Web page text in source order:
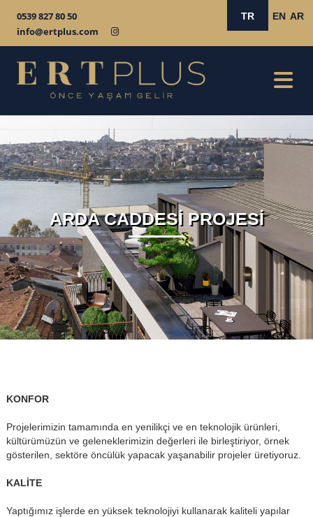
0539 827 80 50
info@ertplus.com
TR EN AR
ARDA CADDESİ PROJESİ
KONFOR
Projelerimizin tamamında en yenilikçi ve en teknolojik ürünleri,
kültürümüzün ve geleneklerimizin değerleri ile birleştiriyor, örnek
gösterilen, sektöre öncülük yapacak yaşanabilir projeler üretiyoruz.
KALİTE
Yaptığımız işlerde en yüksek teknolojiyi kullanarak kaliteli yapılar